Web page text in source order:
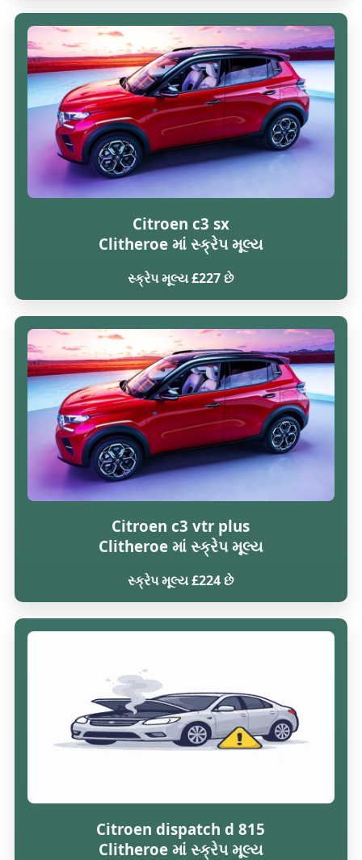
Citroen c3 sx
Clitheroe માં સ્ક્રેપ મૂલ્ય
સ્ક્રેપ મૂલ્ય £227 છે
Citroen c3 vtr plus
Clitheroe માં સ્ક્રેપ મૂલ્ય
સ્ક્રેપ મૂલ્ય £224 છે
Citroen dispatch d 815
Clitheroe માં સ્ક્રેપ મૂલ્ય